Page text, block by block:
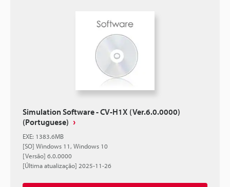
Simulation Software - CV-H1X (Ver.6.0.0000)
(Portuguese)
EXE: 1383.6MB
[SO] Windows 11, Windows 10
[Versão] 6.0.0000
[Última atualização] 2025-11-26